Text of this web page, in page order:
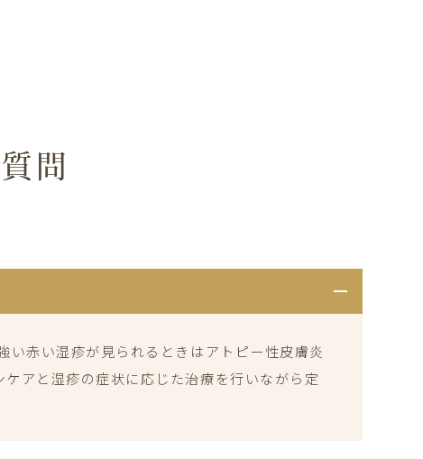
問
赤い湿疹が見られるときはアトピー性皮膚炎
アと湿疹の症状に応じた治療を行いながら定